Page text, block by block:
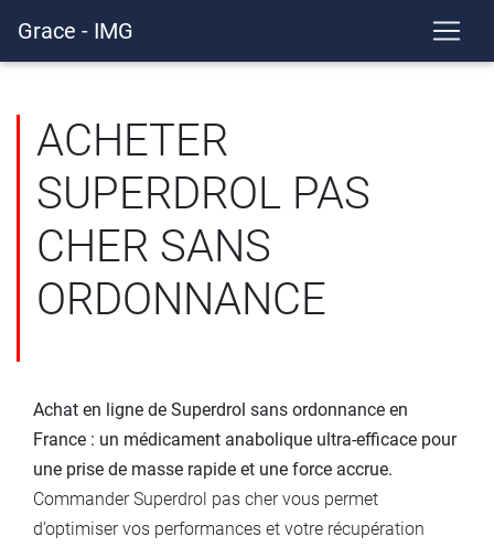
Grace - IMG
ACHETER
SUPERDROL PAS
CHER SANS
ORDONNANCE
Achat en ligne de Superdrol sans ordonnance en
France : un médicament anabolique ultra-efficace pour
une prise de masse rapide et une force accrue.
Commander Superdrol pas cher vous permet
d’optimiser vos performances et votre récupération